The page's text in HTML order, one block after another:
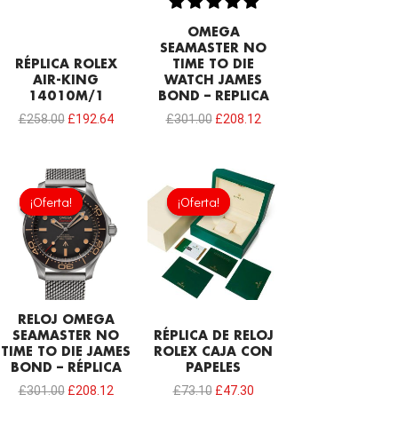
RÉPLICA ROLEX
AIR-KING
14010M/1
£258.00 £192.64
OMEGA
SEAMASTER NO
TIME TO DIE
WATCH JAMES
BOND – REPLICA
£301.00 £208.12
¡Oferta!
¡Oferta!
RELOJ OMEGA
SEAMASTER NO
TIME TO DIE JAMES
BOND – RÉPLICA
£301.00
El
precio
original
era:
£301.00.
£208.12
es:
£208.12.
¡Oferta!
¡Oferta!
RÉPLICA DE RELOJ
ROLEX CAJA CON
PAPELES
£73.10
El
precio
original
era:
£73.10.
£47.30
El
precio
actual
es:
£47.30.